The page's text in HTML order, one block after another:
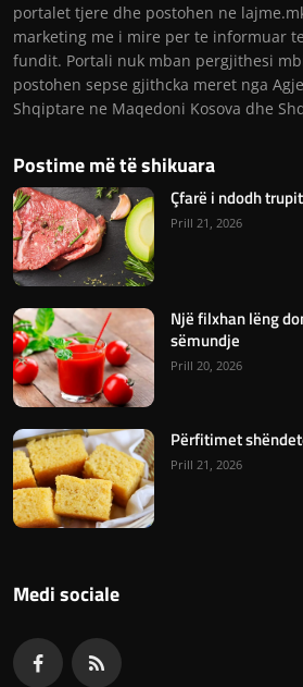
portalet tjere dhe postohen ne
marketing me i mire per te informuar
fundit. Portali nuk mban pergjithesi
postohen sepse gjithcka meret nga
Shqiptare ne Maqedoni Kosova dhe
Postime më të shikuara
Çfarë i ndodh
Prill 21, 2026
Një filxhan lëng
sëmundje
Prill 20, 2026
Përfitimet
Prill 21, 2026
Medi sociale